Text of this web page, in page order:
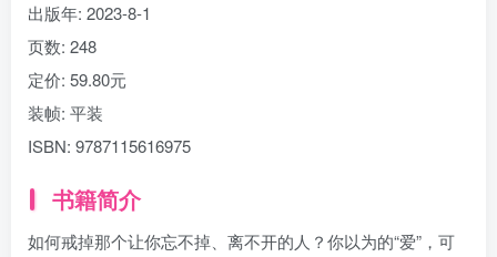
出版年: 2023-8-1
页数: 248
定价: 59.80元
装帧: 平装
ISBN: 9787115616975
书籍简介
如何戒掉那个让你忘不掉、离不开的人？你以为的“爱”，可